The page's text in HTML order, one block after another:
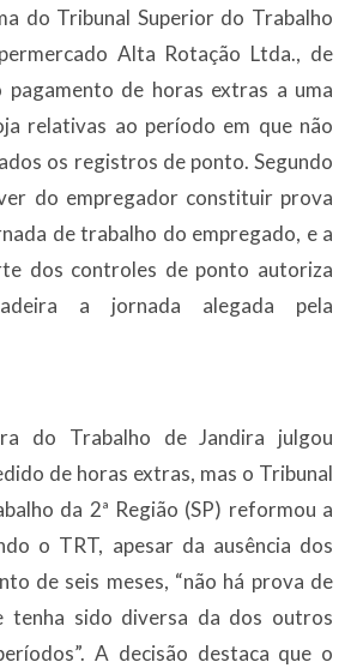
do Tribunal Superior do Trabalho
Alta Rotação Ltda., de
pagamento de horas extras a uma
relativas ao período em que não
os registros de ponto. Segundo
do empregador constituir prova
de trabalho do empregado, e a
dos controles de ponto autoriza
a jornada alegada pela
do Trabalho de Jandira julgou
de horas extras, mas o Tribunal
da 2ª Região (SP) reformou a
o TRT, apesar da ausência dos
de seis meses, “não há prova de
tenha sido diversa da dos outros
A decisão destaca que o